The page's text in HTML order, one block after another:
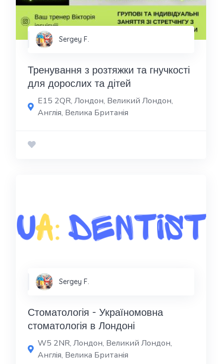
Sergey F.
Тренування з розтяжки та гнучкості
для дорослих та дітей
E15 2QR, Лондон, Великий Лондон,
Англія, Велика Британія
Sergey F.
Стоматологія - Україномовна
стоматологія в Лондоні
W5 2NR, Лондон, Великий Лондон,
Англія, Велика Британія